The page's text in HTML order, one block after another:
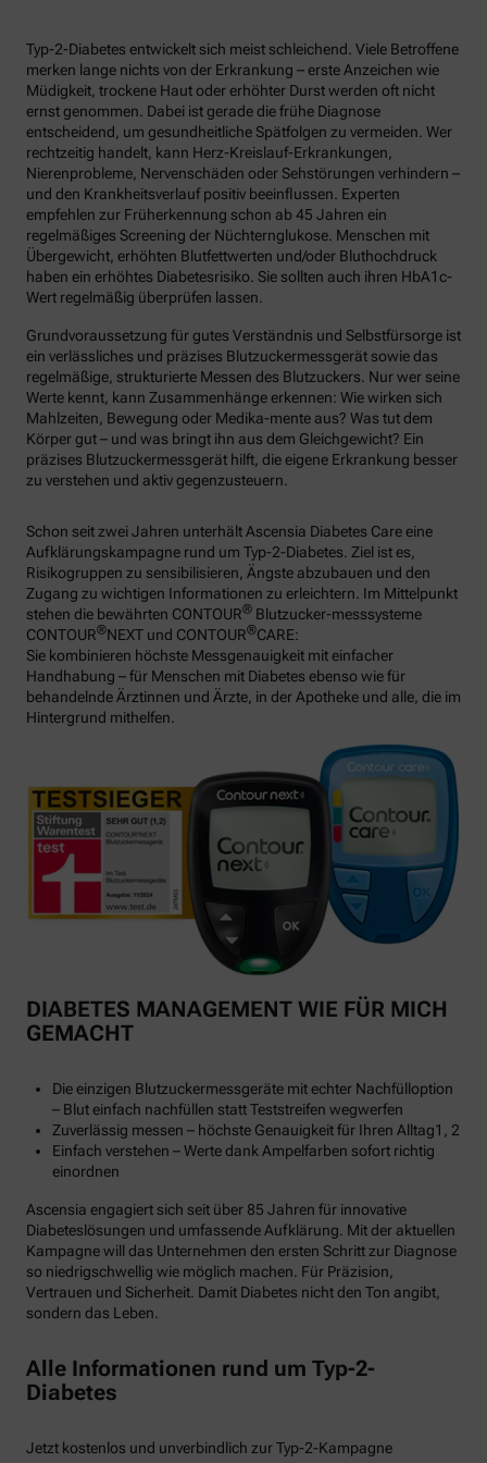
Typ-2-Diabetes entwickelt sich meist schleichend. Viele Betroffene
merken lange nichts von der Erkrankung – erste Anzeichen wie
Müdigkeit, trockene Haut oder erhöhter Durst werden oft nicht
ernst genommen. Dabei ist gerade die frühe Diagnose
entscheidend, um gesundheitliche Spätfolgen zu vermeiden. Wer
rechtzeitig handelt, kann Herz-Kreislauf-Erkrankungen,
Nierenprobleme, Nervenschäden oder Sehstörungen verhindern –
und den Krankheitsverlauf positiv beeinflussen. Experten
empfehlen zur Früherkennung schon ab 45 Jahren ein
regelmäßiges Screening der Nüchternglukose. Menschen mit
Übergewicht, erhöhten Blutfettwerten und/oder Bluthochdruck
haben ein erhöhtes Diabetesrisiko. Sie sollten auch ihren HbA1c-
Wert regelmäßig überprüfen lassen.
Grundvoraussetzung für gutes Verständnis und Selbstfürsorge ist
ein verlässliches und präzises Blutzuckermessgerät sowie das
regelmäßige, strukturierte Messen des Blutzuckers. Nur wer seine
Werte kennt, kann Zusammenhänge erkennen: Wie wirken sich
Mahlzeiten, Bewegung oder Medika-mente aus? Was tut dem
Körper gut – und was bringt ihn aus dem Gleichgewicht? Ein
präzises Blutzuckermessgerät hilft, die eigene Erkrankung besser
zu verstehen und aktiv gegenzusteuern.
Schon seit zwei Jahren unterhält Ascensia Diabetes Care eine
Aufklärungskampagne rund um Typ-2-Diabetes. Ziel ist es,
Risikogruppen zu sensibilisieren, Ängste abzubauen und den
Zugang zu wichtigen Informationen zu erleichtern. Im Mittelpunkt
stehen die bewährten CONTOUR® Blutzucker-messsysteme
CONTOUR®NEXT und CONTOUR®CARE:
Sie kombinieren höchste Messgenauigkeit mit einfacher
Handhabung – für Menschen mit Diabetes ebenso wie für
behandelnde Ärztinnen und Ärzte, in der Apotheke und alle, die im
Hintergrund mithelfen.
DIABETES MANAGEMENT WIE FÜR MICH
GEMACHT
Die einzigen Blutzuckermessgeräte mit echter Nachfülloption
– Blut einfach nachfüllen statt Teststreifen wegwerfen
Zuverlässig messen – höchste Genauigkeit für Ihren Alltag1, 2
Einfach verstehen – Werte dank Ampelfarben sofort richtig
einordnen
Ascensia engagiert sich seit über 85 Jahren für innovative
Diabeteslösungen und umfassende Aufklärung. Mit der aktuellen
Kampagne will das Unternehmen den ersten Schritt zur Diagnose
so niedrigschwellig wie möglich machen. Für Präzision,
Vertrauen und Sicherheit. Damit Diabetes nicht den Ton angibt,
sondern das Leben.
Alle Informationen rund um Typ-2-
Diabetes
Jetzt kostenlos und unverbindlich zur Typ-2-Kampagne